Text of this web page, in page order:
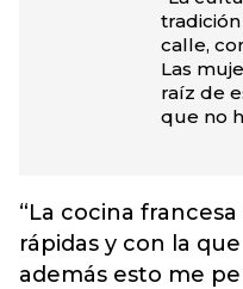
calle,
Las
raíz de
que no
“La cocina
rápidas y con la
además esto me